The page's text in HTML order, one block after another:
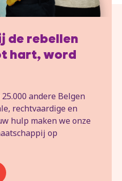
de rebellen
hart, word
andere Belgen
rechtvaardige en
hulp maken we onze
op